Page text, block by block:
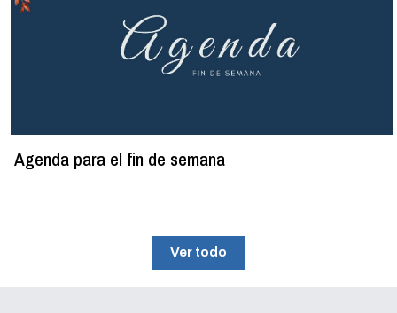
Agenda para el fin de semana
Ver todo